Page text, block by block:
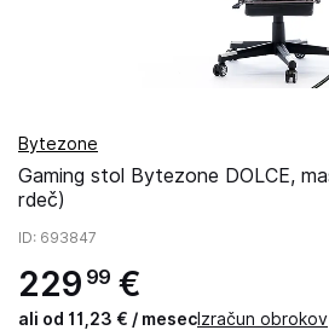
Bytezone
Gaming stol Bytezone DOLCE,
rdeč)
ID: 693847
229 99 €
ali od 11,23 € / mesec Izračun obrokov